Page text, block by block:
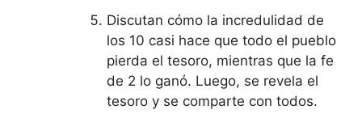
Discutan cómo la incredulidad de
los 10 casi hace que todo el pueblo
pierda el tesoro, mientras que la fe
de 2 lo ganó. Luego, se revela el
tesoro y se comparte con todos.